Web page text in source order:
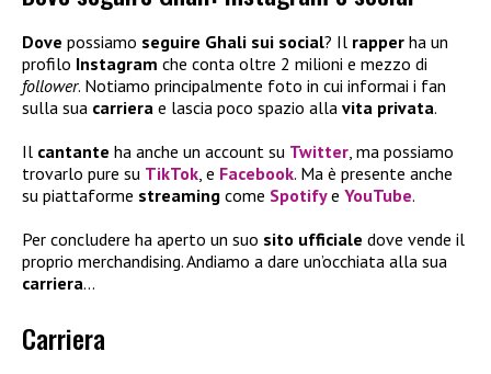
Dove possiamo seguire Ghali sui social? Il rapper ha un
profilo Instagram che conta oltre 2 milioni e mezzo di
follower. Notiamo principalmente foto in cui informai i fan
sulla sua carriera e lascia poco spazio alla vita privata.
Il cantante ha anche un account su Twitter , ma possiamo
trovarlo pure su TikTok , e Facebook. Ma è presente anche
su piattaforme streaming come Spotifye YouTube.
Per concludere ha aperto un suo sito ufficiale dove vende il
proprio merchandising. Andiamo a dare un’occhiata alla sua
carriera…
Carriera